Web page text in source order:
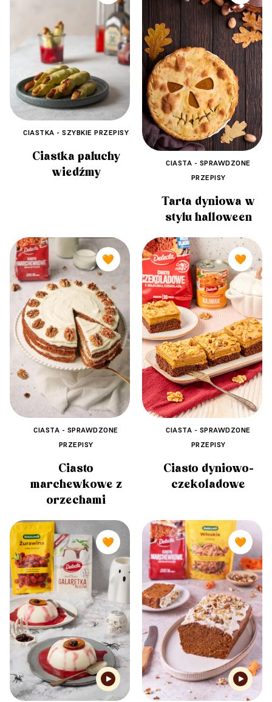
CIASTKA - SZYBKIE PRZEPISY
Ciastka paluchy
wiedźmy
CIASTA - SPRAWDZONE
PRZEPISY
Tarta dyniowa w
stylu halloween
🧡
CIASTA - SPRAWDZONE
PRZEPISY
Ciasto
marchewkowe z
orzechami
🧡
CIASTA - SPRAWDZONE
PRZEPISY
Ciasto dyniowo-
czekoladowe
🧡 🧡